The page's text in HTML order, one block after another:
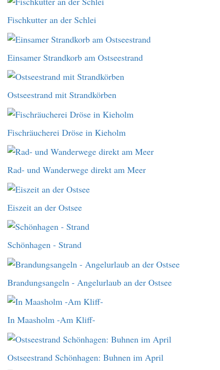
Fischkutter an der Schlei
Einsamer Strandkorb am Ostseestrand
Ostseestrand mit Strandkörben
Fischräucherei Dröse in Kieholm
Rad- und Wanderwege direkt am Meer
Eiszeit an der Ostsee
Schönhagen - Strand
Brandungsangeln - Angelurlaub an der Ostsee
In Maasholm -Am Kliff-
Ostseestrand Schönhagen: Buhnen im April